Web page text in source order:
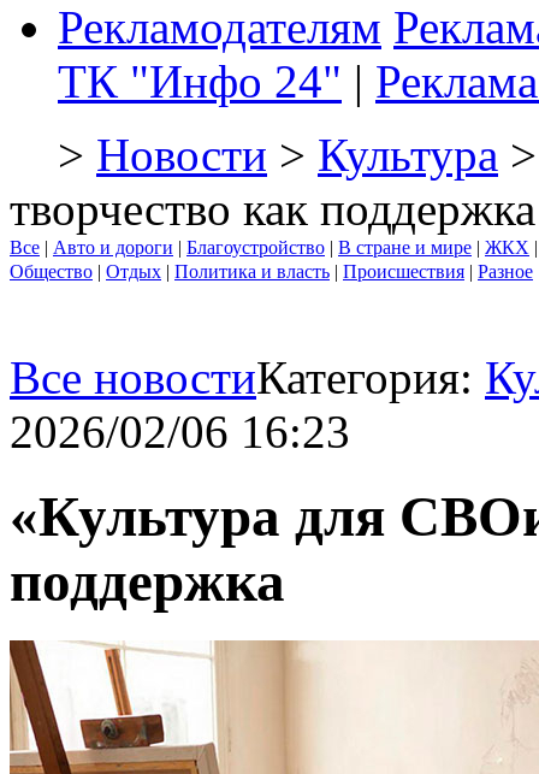
Рекламодателям
ТК "Инфо 24" |
> Новости > Культура
творчество как поддержка
Все | Авто и дороги | Благоустройство | В стране и мире | ЖКХ
Общество | Отдых | Политика и власть | Происшествия | Разное
Все новостиКатегория:
2026/02/06 16:23
«Культура для
поддержка